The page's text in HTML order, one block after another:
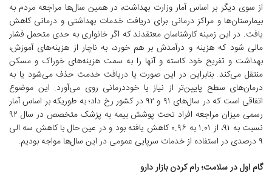
از سوی دیگر بر اساس آمار وزارت بهداشت، در همین سال‌ها مراجعه مردم به
بیمارستان‌ها و مراکز درمانی برای دریافت خدمات بهداشتی و درمانی کاهش
یافت. در این زمینه کارشناسان معتقدند که اگر خانواری به حدی متحمل فشار
مالی شود که هزینه و درآمدش بر هم خورد، به ناچار از هزینه‌های آموزش،
بهداشت و تفریح خود کاسته و آنها را به سمت هزینه‌های خوراک و مسکن
منتقل می‌کند. بنابراین در این صورت یا دریافت خدمت حذف می‌شود یا به
درمان‌های سطح پایین‌تر از نیاز یا خوددرمانی روی می‌آورد. این موضوع
اتفاقی است که در سال‌های ۹۱ و ۹۲ در کشور رخ داد؛ به طوریکه بر اساس آمار
رسمی میزان مراجعه افراد تحت پوشش بیمه به پزشک متخصص در سال ۹۲
نسبت به ۹۱، از ۱.۰۱ به ۰.۹۶ کاهش یافته بود و در عین حال با کاهش سه الی
۹ درصدی در استفاده از خدمات سرپایی عمومی در این سال‌ها مواجه بودیم.
گام اول در سلامت؛ رام کردن بازار دارو